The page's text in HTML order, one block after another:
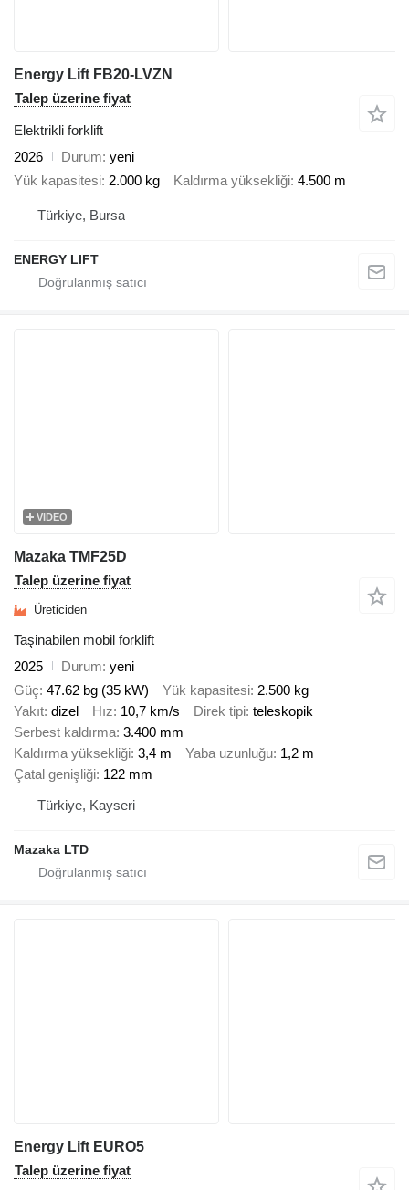
Energy Lift FB20-LVZN
Talep üzerine fiyat
Elektrikli forklift
2026
Durum yeni
Yük kapasitesi 2.000 kg Kaldırma yüksekliği 4.500 m
Türkiye, Bursa
ENERGY LIFT
VIDEO
Mazaka TMF25D
Talep üzerine fiyat
Üreticiden
Taşinabilen mobil forklift
2025
Durum yeni
Güç 47.62 bg (35 kW) Yük kapasitesi 2.500 kg
Yakıt dizel Hız 10,7 km/s Direk tipi teleskopik
Serbest kaldırma 3.400 mm
Kaldırma yüksekliği 3,4 m Yaba uzunluğu 1,2 m
Çatal genişliği 122 mm
Türkiye, Kayseri
Mazaka LTD
Energy Lift EURO5
Talep üzerine fiyat